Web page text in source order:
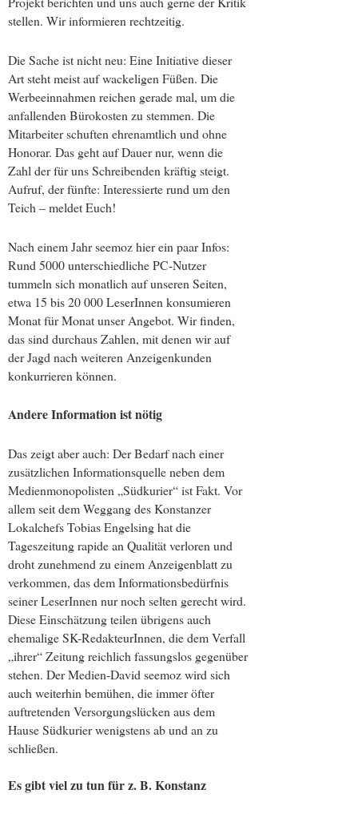
stellen. Wir informieren rechtzeitig.
Die Sache ist nicht neu: Eine Initiative dieser
Art steht meist auf wackeligen Füßen. Die
Werbeeinnahmen reichen gerade mal, um die
anfallenden Bürokosten zu stemmen. Die
Mitarbeiter schuften ehrenamtlich und ohne
Honorar. Das geht auf Dauer nur, wenn die
Zahl der für uns Schreibenden kräftig steigt.
Aufruf, der fünfte: Interessierte rund um den
Teich – meldet Euch!
Nach einem Jahr seemoz hier ein paar Infos:
Rund 5000 unterschiedliche PC-Nutzer
tummeln sich monatlich auf unseren Seiten,
etwa 15 bis 20 000 LeserInnen konsumieren
Monat für Monat unser Angebot. Wir finden,
das sind durchaus Zahlen, mit denen wir auf
der Jagd nach weiteren Anzeigenkunden
konkurrieren können.
Andere Information ist nötig
Das zeigt aber auch: Der Bedarf nach einer
zusätzlichen Informationsquelle neben dem
Medienmonopolisten „Südkurier“ ist Fakt. Vor
allem seit dem Weggang des Konstanzer
Lokalchefs Tobias Engelsing hat die
Tageszeitung rapide an Qualität verloren und
droht zunehmend zu einem Anzeigenblatt zu
verkommen, das dem Informationsbedürfnis
seiner LeserInnen nur noch selten gerecht wird.
Diese Einschätzung teilen übrigens auch
ehemalige SK-RedakteurInnen, die dem Verfall
„ihrer“ Zeitung reichlich fassungslos gegenüber
stehen. Der Medien-David seemoz wird sich
auch weiterhin bemühen, die immer öfter
auftretenden Versorgungslücken aus dem
Hause Südkurier wenigstens ab und an zu
schließen.
Es gibt viel zu tun für z. B. Konstanz